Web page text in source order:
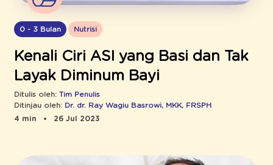
0 - 3 Bulan Nutrisi
Kenali Ciri ASI yang Basi dan Tak
Layak Diminum Bayi
Ditulis oleh: Tim Penulis
Ditinjau oleh: Dr. dr. Ray Wagiu Basrowi, MKK, FRSPH
4 min
26 Jul 2023